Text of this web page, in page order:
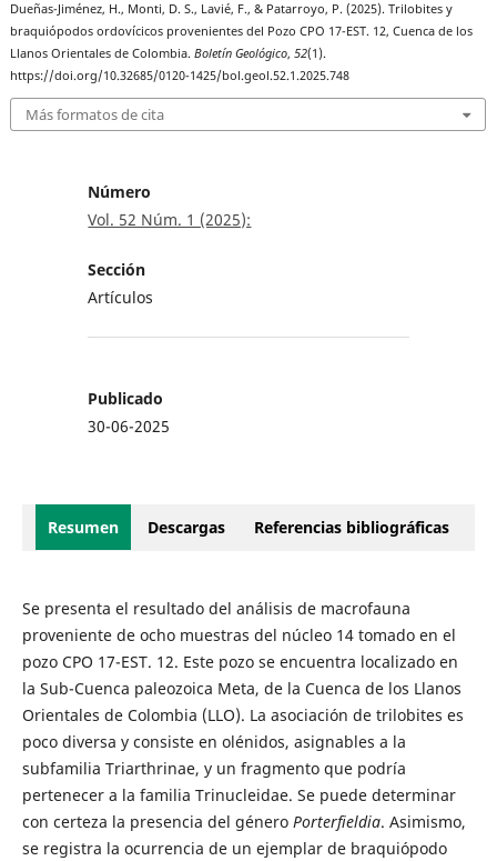
Dueñas-Jiménez, H., Monti, D. S., Lavié, F., & Patarroyo, P. (2025). Trilobites y
braquiópodos ordovícicos provenientes del Pozo CPO 17-EST. 12, Cuenca de los
Llanos Orientales de Colombia.Boletín Geológico,52(1).
https://doi.org/10.32685/0120-1425/bol.geol.52.1.2025.748
Más formatos de cita
Número
Vol. 52 Núm. 1 (2025):
Sección
Artículos
Publicado
30-06-2025
Resumen Descargas Referencias bibliográficas
Se presenta el resultado del análisis de macrofauna
proveniente de ocho muestras del núcleo 14 tomado en el
pozo CPO 17-EST. 12. Este pozo se encuentra localizado en
la Sub-Cuenca paleozoica Meta, de la Cuenca de los Llanos
Orientales de Colombia (LLO). La asociación de trilobites es
poco diversa y consiste en olénidos, asignables a la
subfamilia Triarthrinae, y un fragmento que podría
pertenecer a la familia Trinucleidae. Se puede determinar
con certeza la presencia del género Porterfieldia. Asimismo,
se registra la ocurrencia de un ejemplar de braquiópodo